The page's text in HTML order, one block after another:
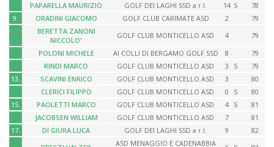
PAPARELLA MAURIZIO
GOLF DEI LAGHI SSD a r.l. 14 S
78
9.
ORADINI GIACOMO GOLF CLUB CARIMATE ASD 2
79
BERETTA ZANONI
NICCOLO'
GOLF CLUB MONTICELLO ASD 4
79
POLONI MICHELE
AI COLLI DI BERGAMO GOLF SSD 8
79
RINDI MARCO
GOLF CLUB MONTICELLO ASD 3 S
79
13.
SCAVINI ENRICO GOLF CLUB MONTICELLO ASD 3
80
CLERICI FILIPPO
GOLF CLUB MONTICELLO ASD 0 S
80
15.
PAOLETTI MARCO GOLF CLUB MONTICELLO ASD 4 S
81
JACOBSEN WILLIAM
GOLF CLUB MONTICELLO ASD 7
81
17.
DI GIURA LUCA GOLF DEI LAGHI SSD a r.l. 9
82
ASD MENAGGIO E CADENABBIA